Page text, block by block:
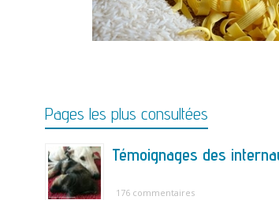
Pages les plus consultées
Témoignages des
176 commentaires